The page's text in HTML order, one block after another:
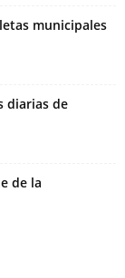
municipales
diarias de
de la